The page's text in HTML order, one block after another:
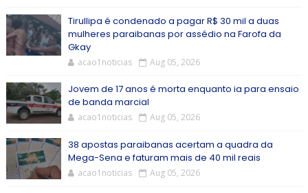
Tirullipa é condenado a pagar R$ 30 mil a duas
mulheres paraibanas por assédio na Farofa da
Gkay
acao1noticias Aug 05, 2026
Jovem de 17 anos é morta enquanto ia para ensaio
de banda marcial
acao1noticias Aug 05, 2026
38 apostas paraibanas acertam a quadra da
Mega-Sena e faturam mais de 40 mil reais
acao1noticias Aug 05, 2026